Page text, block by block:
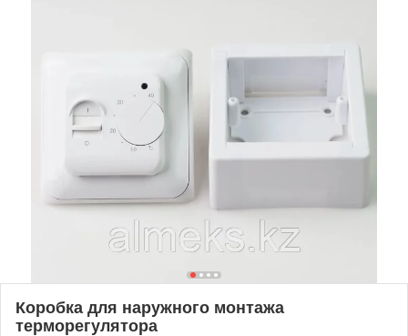
Коробка для наружного монтажа
терморегулятора